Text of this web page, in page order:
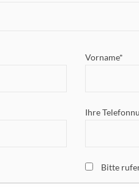
Vorname*
Ihre
Bitte